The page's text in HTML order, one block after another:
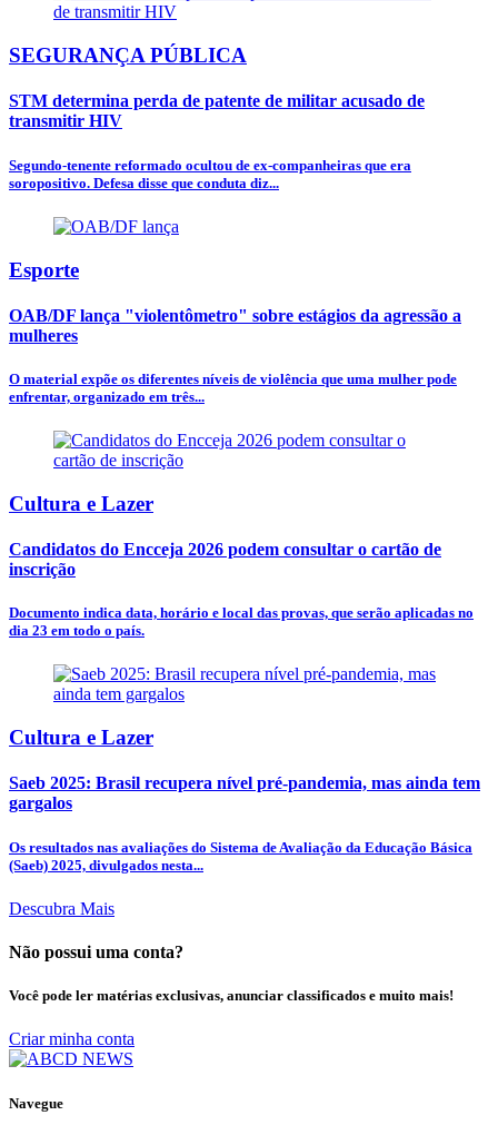
SEGURANÇA PÚBLICA
STM determina perda de patente de militar acusado de
transmitir HIV
Segundo-tenente reformado ocultou de ex-companheiras que era
soropositivo. Defesa disse que conduta diz...
Esporte
OAB/DF lança "violentômetro" sobre estágios da agressão a
mulheres
O material expõe os diferentes níveis de violência que uma mulher pode
enfrentar, organizado em três...
Cultura e Lazer
Candidatos do Encceja 2026 podem consultar o cartão de
inscrição
Documento indica data, horário e local das provas, que serão aplicadas no
dia 23 em todo o país.
Cultura e Lazer
Saeb 2025: Brasil recupera nível pré-pandemia, mas ainda tem
gargalos
Os resultados nas avaliações do Sistema de Avaliação da Educação Básica
(Saeb) 2025, divulgados nesta...
Descubra Mais
Não possui uma conta?
Você pode ler matérias exclusivas, anunciar classificados e muito mais!
Criar minha conta
Navegue